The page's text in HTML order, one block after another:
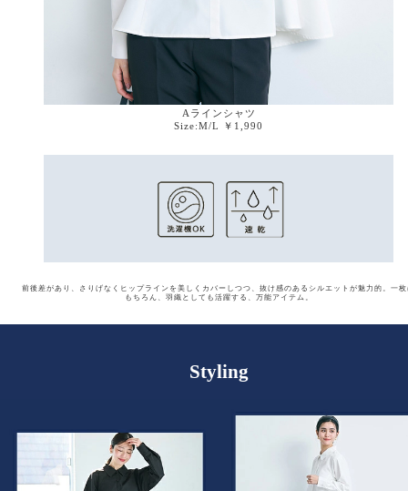
Aラインシャツ
Size:M/L ￥1,990
前後差があり、さりげなくヒップラインを美しくカバーしつつ、抜け感のあるシルエットが魅力的。 一
もちろん、羽織としても活躍する、万能アイテム。
Styling